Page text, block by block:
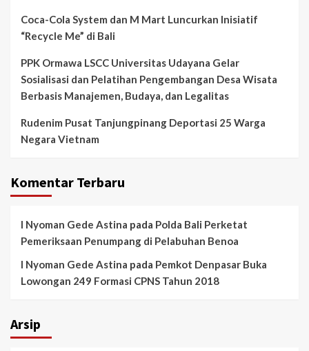
Coca-Cola System dan M Mart Luncurkan Inisiatif
“Recycle Me” di Bali
PPK Ormawa LSCC Universitas Udayana Gelar
Sosialisasi dan Pelatihan Pengembangan Desa Wisata
Berbasis Manajemen, Budaya, dan Legalitas
Rudenim Pusat Tanjungpinang Deportasi 25 Warga
Negara Vietnam
Komentar Terbaru
I Nyoman Gede Astina pada Polda Bali Perketat
Pemeriksaan Penumpang di Pelabuhan Benoa
I Nyoman Gede Astina pada Pemkot Denpasar Buka
Lowongan 249 Formasi CPNS Tahun 2018
Arsip